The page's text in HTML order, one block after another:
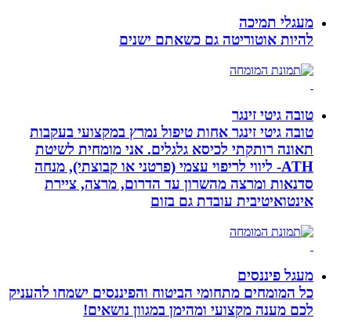
מעגלי תמיכה
להיות אוטוריטה גם כשאתם ישנים
טובה גיטי זינגר
טובה גיטי זינגר אחות טיפול נמרץ במקצועי בעקבות
תאונה רותקתי לכיסא גלגלים. אני מומחית לשיטת
ATH- ליווי לריפוי עצמי (פרטני או קבוצתי), מנחה
סדנאות ומרצה מהשרון עד הדרום, מרצה, ציירת
אינטואיטיבית עובדת גם בזום
מעגל פיננסים
כל המומחים מתחומי הביטוח והפיננסים ישמחו להעניק
לכם מענה מקצועי ומהימן במגוון נושאים!